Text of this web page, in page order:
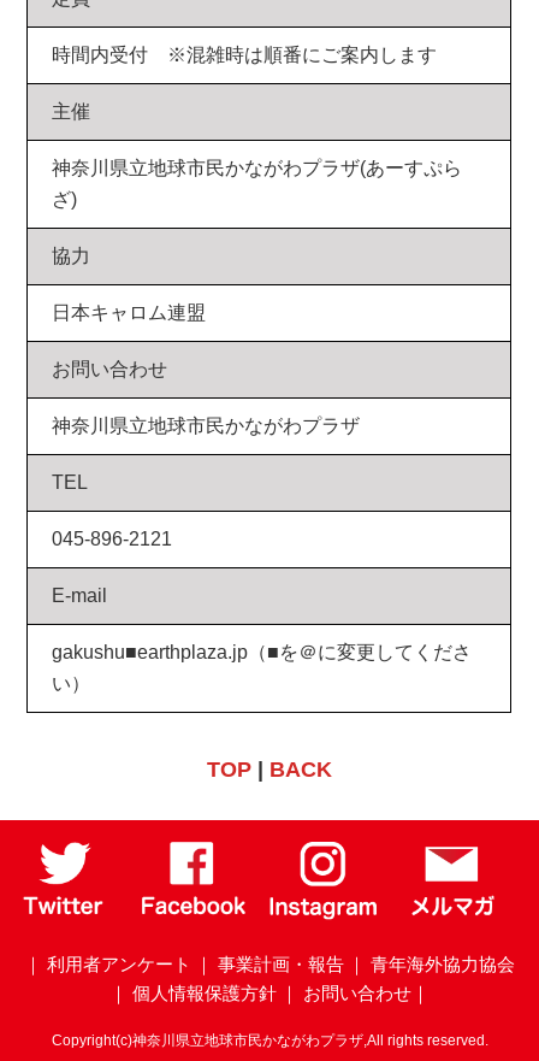
時間内受付 ※混雑時は順番にご案内します
主催
神奈川県立地球市民かながわプラザ(あーすぷら
ざ)
協力
日本キャロム連盟
お問い合わせ
神奈川県立地球市民かながわプラザ
TEL
045-896-2121
E-mail
gakushu■earthplaza.jp（■を＠に変更してくださ
い）
TOP | BACK
｜ 利用者アンケート ｜ 事業計画・報告 ｜ 青年海外協力協会
｜ 個人情報保護方針 ｜ お問い合わせ｜
Copyright(c)神奈川県立地球市民かながわプラザ,All rights reserved.